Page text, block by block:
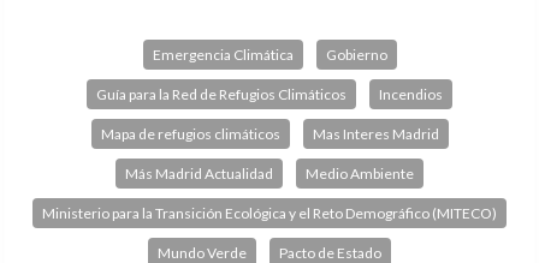
Emergencia Climática Gobierno
Guía para la Red de Refugios Climáticos Incendios
Mapa de refugios climáticos Mas Interes Madrid
Más Madrid Actualidad Medio Ambiente
Ministerio para la Transición Ecológica y el Reto Demográfico (MITECO)
Mundo Verde Pacto de Estado